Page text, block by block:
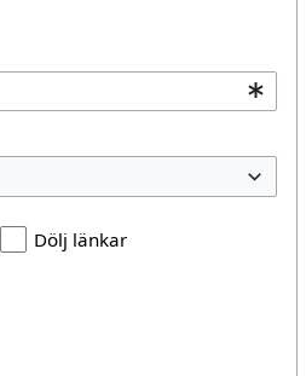
Dölj länkar